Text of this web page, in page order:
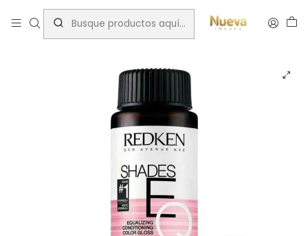
Inicio Tintes por Marca ShadesEQ Matte (M)
RK SHADES EQ 07M DRIFTWOOD 60 ML